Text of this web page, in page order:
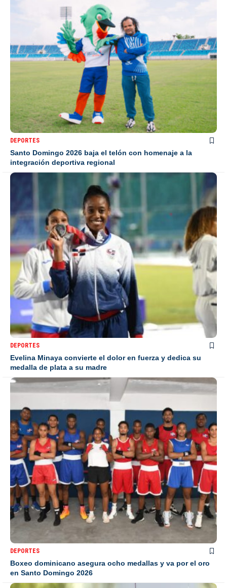
DEPORTES
Santo Domingo 2026 baja el telón con homenaje a la
integración deportiva regional
DEPORTES
Evelina Minaya convierte el dolor en fuerza y dedica su
medalla de plata a su madre
DEPORTES
Boxeo dominicano asegura ocho medallas y va por el oro
en Santo Domingo 2026